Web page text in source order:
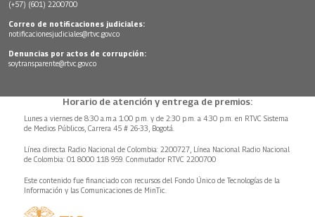
(+57) (601) 2200700
Correo de notificaciones judiciales:
notificacionesjudiciales@rtvc.gov.co
Denuncias por actos de corrupción:
soytransparente@rtvc.gov.co
Horario de atención y entrega de premios:
Lunes a viernes de 8:30 a.m.a 1:00 p.m. y de 2:30 p.m. a 4:30 p.m. en RTVC Sistema
de Medios Públicos, Carrera 45 # 26-33, Bogotá.
Línea directa Radio Nacional de Colombia: 2200727, Línea Nacional Radio Nacional
de Colombia: 01 8000 118 959. Conmutador RTVC 2200700
Este contenido fue financiado con recursos del Fondo Único de Tecnologías de la
Información y las Comunicaciones de MinTic.